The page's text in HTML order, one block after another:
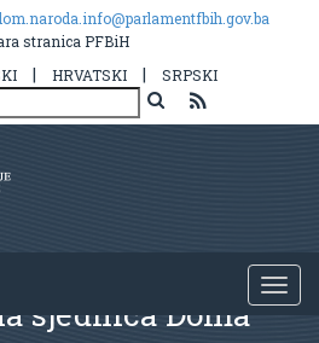
stranica PFBiH
| HRVATSKI | SRPSKI
sjednica Doma